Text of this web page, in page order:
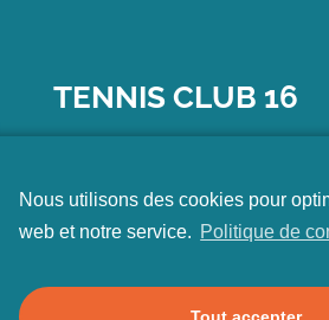
TENNIS CLUB 16
75016 PARIS
Nous utilisons des cookies pour
web et notre service. Politique de